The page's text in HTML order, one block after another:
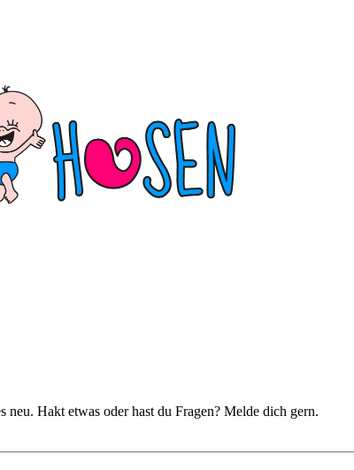
neu. Hakt etwas oder hast du Fragen? Melde dich gern.